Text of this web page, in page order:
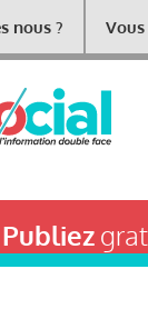
nous ?
Publiez